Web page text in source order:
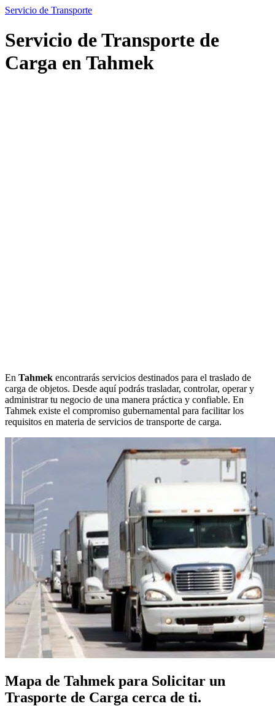
Servicio de Transporte
Servicio de Transporte de
Carga en Tahmek
En Tahmek encontrarás servicios destinados para el traslado de
carga de objetos. Desde aquí podrás trasladar, controlar, operar y
administrar tu negocio de una manera práctica y confiable. En
Tahmek existe el compromiso gubernamental para facilitar los
requisitos en materia de servicios de transporte de carga.
Mapa de Tahmek para Solicitar un
Trasporte de Carga cerca de ti.